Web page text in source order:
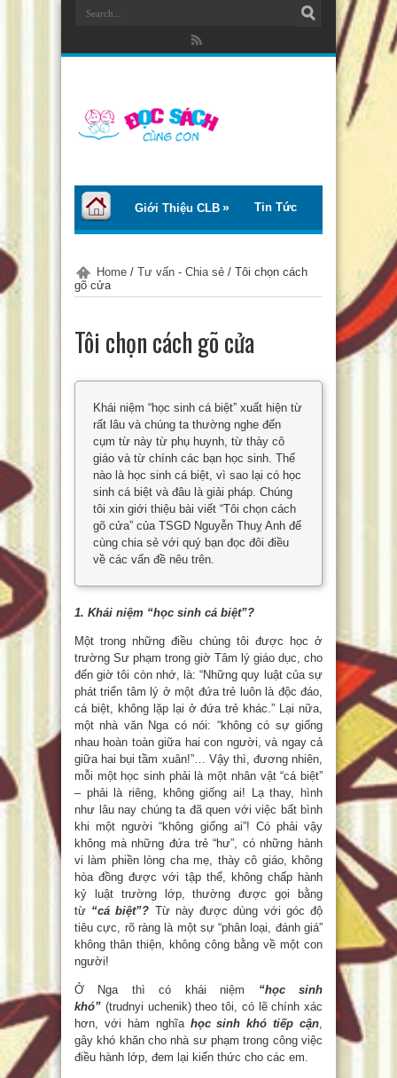
Giới Thiệu CLB Tin Tức
Tư Vấn – Chia Sẻ Thơ – Truyện
Chào Tiếng Việt
Trại Hè Thanh Thiếu Nhi EcoCamp
Home / Tư vấn - Chia sẻ / Tôi chọn cách
gõ cửa
Tôi chọn cách gõ cửa
Khái niệm “học sinh cá biệt” xuất hiện từ
rất lâu và chúng ta thường nghe đến
cụm từ này từ phụ huynh, từ thày cô
giáo và từ chính các bạn học sinh. Thế
nào là học sinh cá biệt, vì sao lại có học
sinh cá biệt và đâu là giải pháp. Chúng
tôi xin giới thiệu bài viết “Tôi chọn cách
gõ cửa” của TSGD Nguyễn Thuỵ Anh để
cùng chia sẻ với quý bạn đọc đôi điều
về các vấn đề nêu trên.
1. Khái niệm “học sinh cá biệt”?
Một trong những điều chúng tôi được học ở
trường Sư phạm trong giờ Tâm lý giáo dục, cho
đến giờ tôi còn nhớ, là: “Những quy luật của sự
phát triển tâm lý ở một đứa trẻ luôn là độc đáo,
cá biệt, không lặp lại ở đứa trẻ khác.” Lại nữa,
một nhà văn Nga có nói: “không có sự giống
nhau hoàn toàn giữa hai con người, và ngay cả
giữa hai bụi tầm xuân!”… Vậy thì, đương nhiên,
mỗi một học sinh phải là một nhân vật “cá biệt”
– phải là riêng, không giống ai! Lạ thay, hình
như lâu nay chúng ta đã quen với việc bất bình
khi một người “không giống ai”! Có phải vậy
không mà những đứa trẻ “hư”, có những hành
vi làm phiền lòng cha mẹ, thày cô giáo, không
hòa đồng được với tập thể, không chấp hành
kỷ luật trường lớp, thường được gọi bằng
từ “cá biệt”? Từ này được dùng với góc độ
tiêu cực, rõ ràng là một sự “phân loại, đánh giá”
không thân thiện, không công bằng về một con
người!
Ở Nga thì có khái niệm “học sinh
khó” (trudnyi uchenik) theo tôi, có lẽ chính xác
hơn, với hàm nghĩa học sinh khó tiếp cận,
gây khó khăn cho nhà sư phạm trong công việc
điều hành lớp, đem lại kiến thức cho các em.